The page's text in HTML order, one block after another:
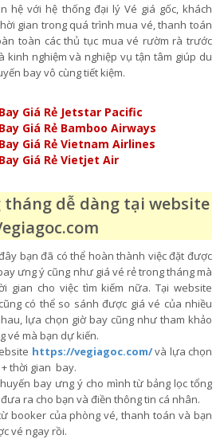
hệ với hệ thống đại lý Vé giá gốc, khách
gian trong quá trình mua vé, thanh toán
toàn các thủ tục mua vé rườm rà trước
kinh nghiệm và nghiệp vụ tận tâm giúp du
bay vô cùng tiết kiệm.
Giá Rẻ Jetstar Pacific
Giá Rẻ Bamboo Airways
Giá Rẻ Vietnam Airlines
Giá Rẻ Vietjet Air
tháng dễ dàng tại website
bạn đã có thể hoàn thành việc đặt được
ưng ý cũng như giá vé rẻ trong tháng mà
gian cho việc tìm kiếm nữa. Tại website
có thể so sánh được giá vé của nhiều
lựa chọn giờ bay cũng như tham khảo
vé mà bạn dự kiến.
https://vegiagoc.com/và lựa chọn
thời gian bay.
bay ưng ý cho mình từ bảng lọc tổng
ra cho bạn và điền thông tin cá nhân.
booker của phòng vé, thanh toán và bạn
vé ngay rồi.